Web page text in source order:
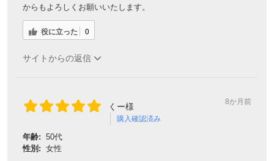
からもよろしくお願いいたします。
役に立った 0
サイトからの返信
くー様
購入確認済み
8か月前
年齢: 50代
性別: 女性
新規会員様限定
今すぐ使える 300円OFFクーポン
会員登録ありがとうございます！